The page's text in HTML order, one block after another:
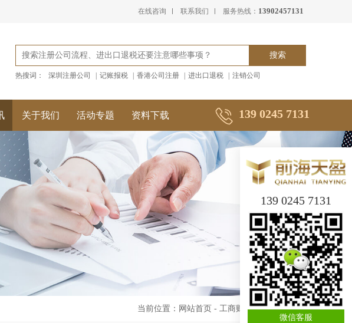
在线咨询 联系我们 服务热线： 13902457131
热搜词： 深圳注册公司 记账报税 香港公司注册 进出口退税 注销公司
关于我们 活动专题 资料下载 139 0245 7131
当前位置： 网站首页 - 工商财税资讯-记账报税
139 0245 7131
微信客服